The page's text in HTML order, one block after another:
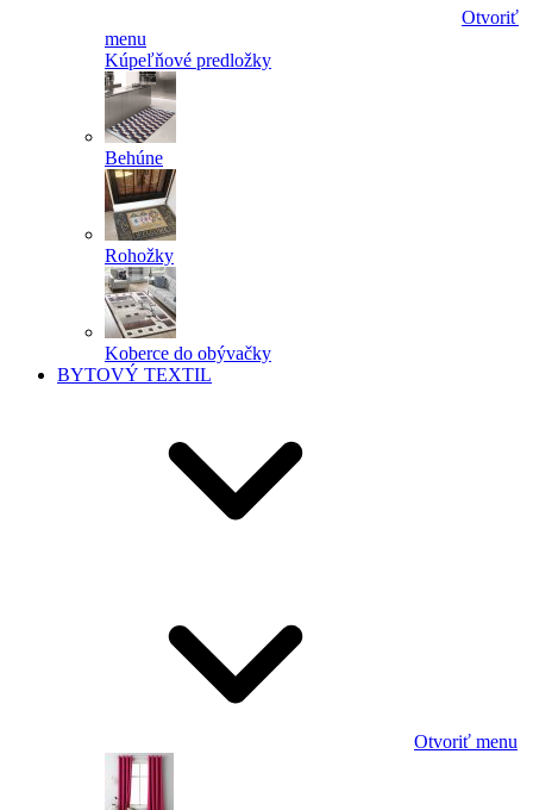
Otvoriť
menu
Kúpeľňové predložky
Behúne
Rohožky
Koberce do obývačky
BYTOVÝ TEXTIL
Otvoriť menu